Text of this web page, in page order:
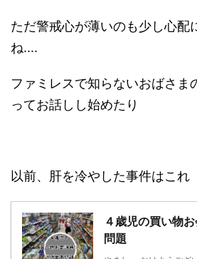
ただ警戒心が薄いのも少し心配
ね....
ファミレスで知らないおばさま
ってお話しし始めたり
以前、肝を冷やした事件はこれ
４歳児の買い物
問題